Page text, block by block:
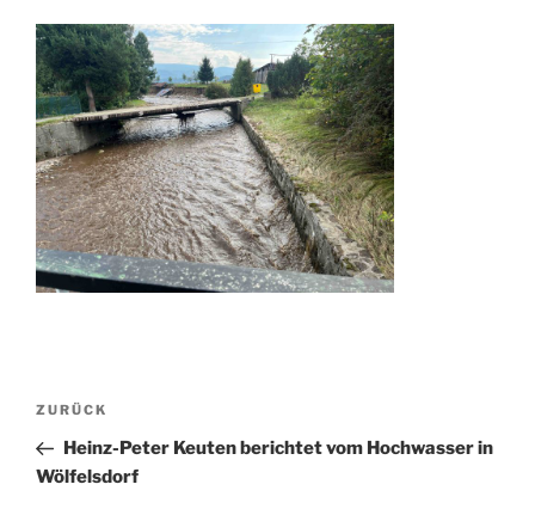
Beitragsnavigation
Vorheriger
Beitrag
ZURÜCK
Heinz-Peter Keuten berichtet vom Hochwasser in
Wölfelsdorf